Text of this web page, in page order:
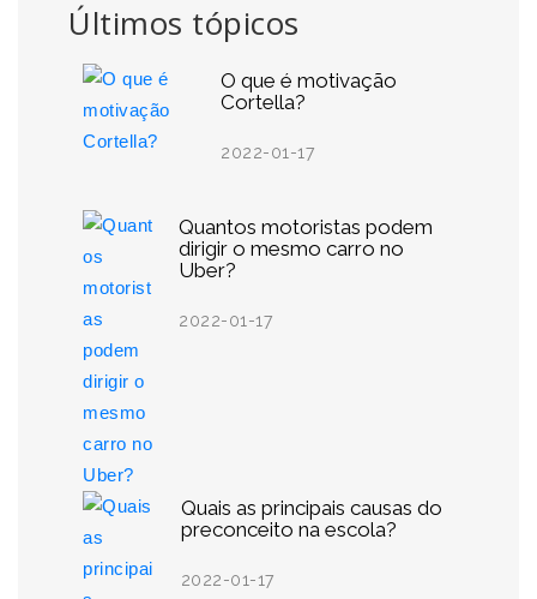
Últimos tópicos
O que é motivação
Cortella?
2022-01-17
Quantos motoristas podem
dirigir o mesmo carro no
Uber?
2022-01-17
Quais as principais causas do
preconceito na escola?
2022-01-17